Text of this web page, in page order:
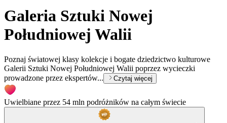
Galeria Sztuki Nowej
Południowej Walii
Poznaj światowej klasy kolekcje i bogate dziedzictwo kulturowe
Galerii Sztuki Nowej Południowej Walii poprzez wycieczki
prowadzone przez ekspertów...
Czytaj więcej
Uwielbiane przez 54 mln podróżników na całym świecie